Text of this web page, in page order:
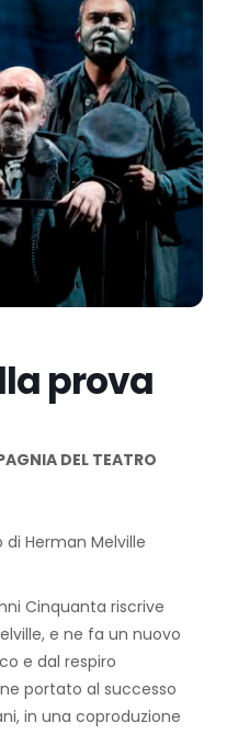
prova
DEL TEATRO
di Herman Melville
Cinquanta riscrive
e ne fa un nuovo
e dal respiro
portato al successo
in una coproduzione